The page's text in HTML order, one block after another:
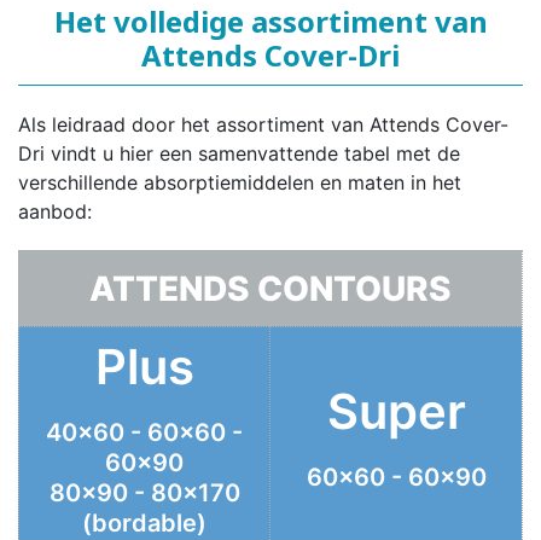
Het volledige assortiment van
Attends Cover-Dri
Als leidraad door het assortiment van Attends Cover-
Dri vindt u hier een samenvattende tabel met de
verschillende absorptiemiddelen en maten in het
aanbod:
ATTENDS CONTOURS
Plus
40x60 - 60x60 -
60x90
80x90 - 80x170
(bordable)
Super
60x60 - 60x90